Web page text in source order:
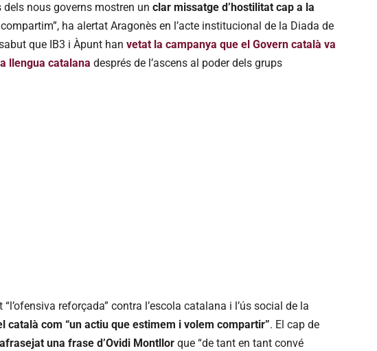
dels nous governs mostren un clar missatge d’hostilitat cap a la
ha alertat Aragonès en l’acte institucional de la Diada de
que IB3 i Àpunt han vetat la campanya que el Govern català va
llengua catalana després de l’ascens al poder dels grups
reforçada” contra l’escola catalana i l’ús social de la
català com “un actiu que estimem i volem compartir”. El cap de
una frase d’Ovidi Montllor que “de tant en tant convé